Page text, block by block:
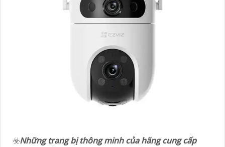
☣️Những trang bị thông minh của hãng cung cấp